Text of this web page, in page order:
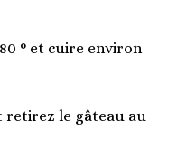
° et cuire environ
retirez le gâteau au